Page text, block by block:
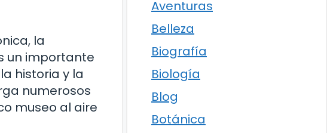
la
un importante
historia y la
numerosos
museo al aire
Aventuras
Belleza
Biografía
Biología
Blog
Botánica